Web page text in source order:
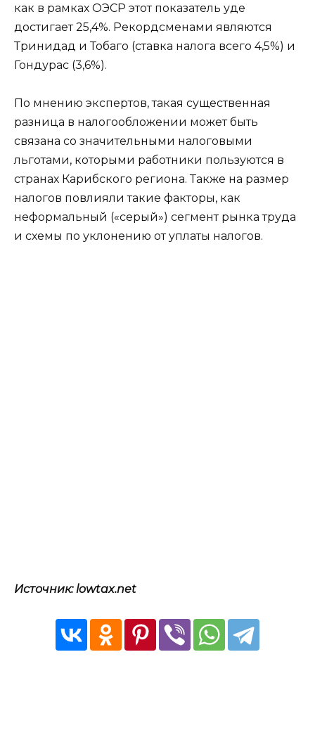
как в рамках ОЭСР этот показатель уде
достигает 25,4%. Рекордсменами являются
Тринидад и Тобаго (ставка налога всего 4,5%) и
Гондурас (3,6%).
По мнению экспертов, такая существенная
разница в налогообложении может быть
связана со значительными налоговыми
льготами, которыми работники пользуются в
странах Карибского региона. Также на размер
налогов повлияли такие факторы, как
неформальный («серый») сегмент рынка труда
и схемы по уклонению от уплаты налогов.
Источник: lowtax.net